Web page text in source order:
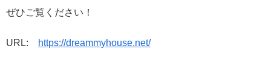
ぜひご覧ください！
URL: https://dreammyhouse.net/